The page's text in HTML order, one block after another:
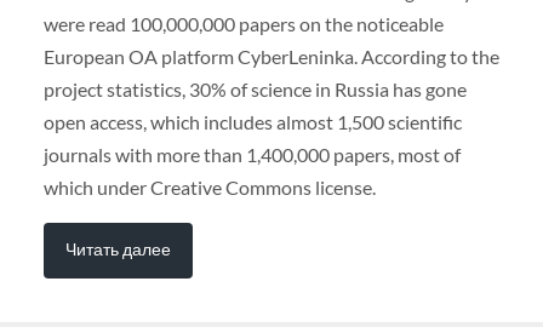
were read 100,000,000 papers on the noticeable
European OA platform CyberLeninka. According to the
project statistics, 30% of science in Russia has gone
open access, which includes almost 1,500 scientific
journals with more than 1,400,000 papers, most of
which under Creative Commons license.
Читать далее